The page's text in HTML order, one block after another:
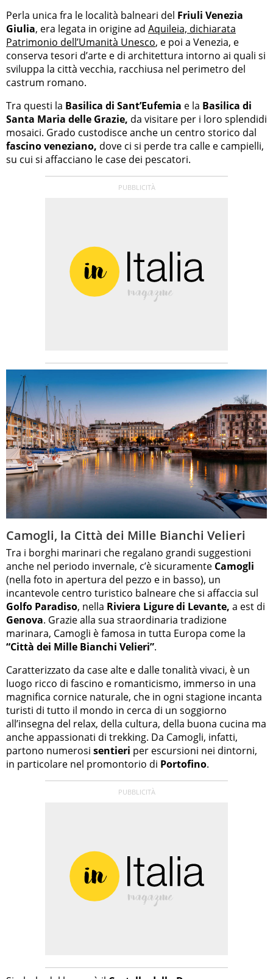
Perla unica fra le località balneari del Friuli Venezia
Giulia, era legata in origine ad Aquileia, dichiarata
Patrimonio dell’Umanità Unesco, e poi a Venezia, e
conserva tesori d’arte e di architettura intorno ai quali si
sviluppa la città vecchia, racchiusa nel perimetro del
castrum romano.
Tra questi la Basilica di Sant’Eufemia e la Basilica di
Santa Maria delle Grazie, da visitare per i loro splendidi
mosaici. Grado custodisce anche un centro storico dal
fascino veneziano, dove ci si perde tra calle e campielli,
su cui si affacciano le case dei pescatori.
Camogli, la Città dei Mille Bianchi Velieri
Tra i borghi marinari che regalano grandi suggestioni
anche nel periodo invernale, c’è sicuramente Camogli
(nella foto in apertura del pezzo e in basso), un
incantevole centro turistico balneare che si affaccia sul
Golfo Paradiso, nella Riviera Ligure di Levante, a est di
Genova. Grazie alla sua straordinaria tradizione
marinara, Camogli è famosa in tutta Europa come la
“Città dei Mille Bianchi Velieri”.
Caratterizzato da case alte e dalle tonalità vivaci, è un
luogo ricco di fascino e romanticismo, immerso in una
magnifica cornice naturale, che in ogni stagione incanta
turisti di tutto il mondo in cerca di un soggiorno
all’insegna del relax, della cultura, della buona cucina ma
anche appassionati di trekking. Da Camogli, infatti,
partono numerosi sentieri per escursioni nei dintorni,
in particolare nel promontorio di Portofino.